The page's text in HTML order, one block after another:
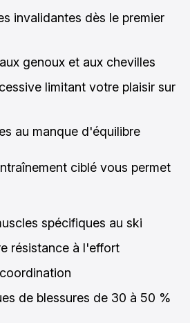
invalidantes dès le premier
genoux et aux chevilles
limitant votre plaisir sur
au manque d'équilibre
ciblé vous permet
spécifiques au ski
résistance à l'effort
de blessures de 30 à 50 %